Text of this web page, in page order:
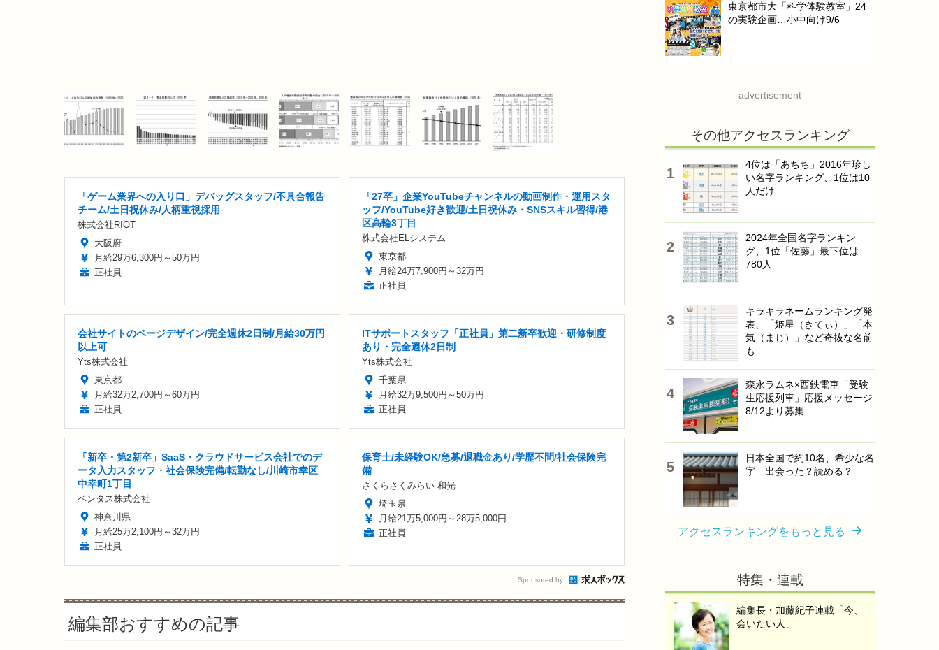
「ゲーム業界への入り口」デバッグスタッフ/不具合報告
チーム/土日祝休み/人柄重視採用
株式会社RIOT
大阪府
月給29万6,300円～50万円
正社員
「27卒」企業YouTubeチャンネルの動画制作・運用スタ
ッフ/YouTube好き歓迎/土日祝休み・SNSスキル習得/港
区高輪3丁目
株式会社ELシステム
東京都
月給24万7,900円～32万円
正社員
会社サイトのページデザイン/完全週休2日制/月給30万円
以上可
Yts株式会社
東京都
月給32万2,700円～60万円
正社員
ITサポートスタッフ「正社員」第二新卒歓迎・研修制度
あり・完全週休2日制
Yts株式会社
千葉県
月給32万9,500円～50万円
正社員
「新卒・第2新卒」SaaS・クラウドサービス会社でのデ
ータ入力スタッフ・社会保険完備/転勤なし/川崎市幸区
中幸町1丁目
ベンタス株式会社
神奈川県
月給25万2,100円～32万円
正社員
保育士/未経験OK/急募/退職金あり/学歴不問/社会保険完
備
さくらさくみらい 和光
埼玉県
月給21万5,000円～28万5,000円
正社員
Sponsored by
編集部おすすめの記事
東京都市大「科学体験教室」24
の実験企画…小中向け9/6
advertisement
その他アクセスランキング
4位は「あちち」2016年珍し
い名字ランキング、1位は10
人だけ
2024年全国名字ランキン
グ、1位「佐藤」最下位は
780人
キラキラネームランキング発
表、「姫星（きてぃ）」「本
気（まじ）」など奇抜な名前
も
森永ラムネ×西鉄電車「受験
生応援列車」応援メッセージ
8/12より募集
日本全国で約10名、希少な名
字 出会った？読める？
アクセスランキングをもっと見る
特集・連載
編集長・加藤紀子連載「今、
会いたい人」